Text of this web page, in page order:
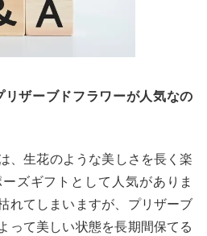
リザーブドフラワーが人気なの
、生花のような美しさを長く楽
ズギフトとして人気がありま
れてしまいますが、プリザーブ
って美しい状態を長期間保てる